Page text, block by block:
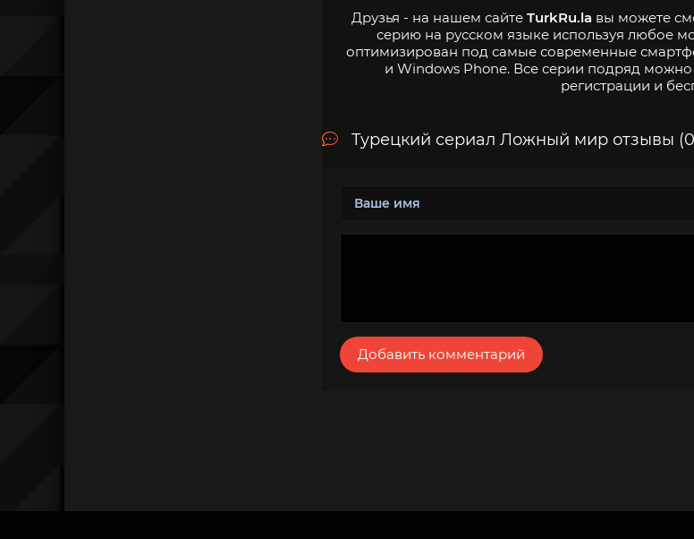
Друзья - на нашем сайте TurkRu.la вы можете
серию на русском языке используя любое
оптимизирован под самые современные
и Windows Phone. Все серии подряд можно
регистрации и
Турецкий сериал Ложный мир отзывы
Добавить комментарий